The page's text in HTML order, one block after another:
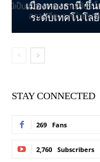
เมืองทองธานี ขึ้
ระดับเทคโนโล
STAY CONNECTED
269 Fans
2,760 Subscribers